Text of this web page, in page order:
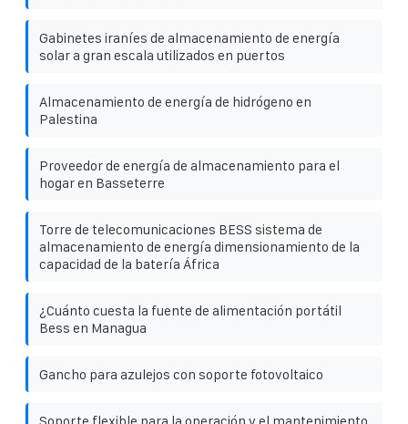
Gabinetes iraníes de almacenamiento de energía
solar a gran escala utilizados en puertos
Almacenamiento de energía de hidrógeno en
Palestina
Proveedor de energía de almacenamiento para el
hogar en Basseterre
Torre de telecomunicaciones BESS sistema de
almacenamiento de energía dimensionamiento de la
capacidad de la batería África
¿Cuánto cuesta la fuente de alimentación portátil
Bess en Managua
Gancho para azulejos con soporte fotovoltaico
Soporte flexible para la operación y el mantenimiento